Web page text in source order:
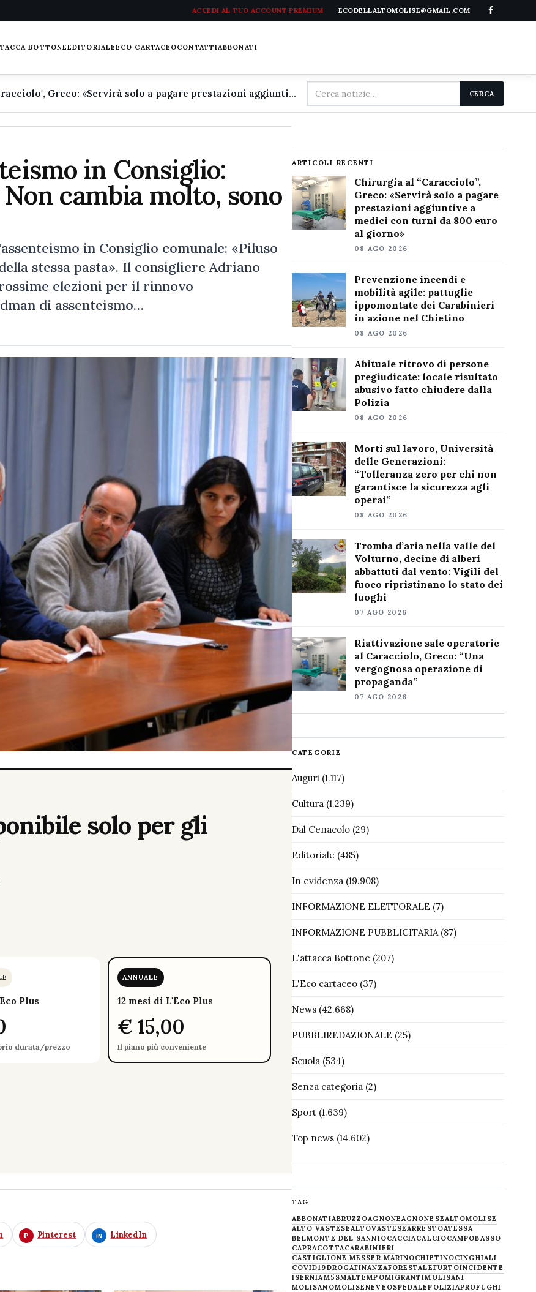
ACCEDI AL TUO ACCOUNT PREMIUM ECODELLALTOMOLISE@GMAIL.COM
BOTTONEEDITORIALEECO CARTACEOCONTATTIABBONATI
Chirurgia al "Caracciolo", Greco: «Servirà solo a pagare prestazioni aggiuntive a medici con turni da 800 euro al giorno»
Cerca
nel
CERCA
in Consiglio:
cambia molto, sono
in Consiglio comunale: «Piluso
stessa pasta». Il consigliere Adriano
elezioni per il rinnovo
di assenteismo…
solo per gli
Plus
durata/prezzo
ANNUALE
12 mesi di L'Eco Plus
€ 15,00
Il piano più conveniente
Pinterest LinkedIn
ARTICOLI RECENTI
Chirurgia al “Caracciolo”,
Greco: «Servirà solo a pagare
prestazioni aggiuntive a
medici con turni da 800 euro
al giorno»
08 AGO 2026
Prevenzione incendi e
mobilità agile: pattuglie
ippomontate dei Carabinieri
in azione nel Chietino
08 AGO 2026
Abituale ritrovo di persone
pregiudicate: locale risultato
abusivo fatto chiudere dalla
Polizia
08 AGO 2026
Morti sul lavoro, Università
delle Generazioni:
“Tolleranza zero per chi non
garantisce la sicurezza agli
operai”
08 AGO 2026
Tromba d’aria nella valle del
Volturno, decine di alberi
abbattuti dal vento: Vigili del
fuoco ripristinano lo stato dei
luoghi
07 AGO 2026
Riattivazione sale operatorie
al Caracciolo, Greco: “Una
vergognosa operazione di
propaganda”
07 AGO 2026
CATEGORIE
Auguri(1.117)
Cultura(1.239)
Dal Cenacolo(29)
Editoriale (485)
In evidenza(19.908)
INFORMAZIONE ELETTORALE(7)
INFORMAZIONE PUBBLICITARIA(87)
L'attacca Bottone (207)
L'Eco cartaceo(37)
News(42.668)
PUBBLIREDAZIONALE(25)
Scuola(534)
Senza categoria(2)
Sport(1.639)
Top news(14.602)
TAG
ABBONATIABRUZZOAGNONEAGNONESEALTOMOLISE
ALTO VASTESEALTOVASTESEARRESTOATESSA
BELMONTE DEL SANNIOCACCIACALCIOCAMPOBASSO
CAPRACOTTACARABINIERI
CASTIGLIONE MESSER MARINOCHIETINOCINGHIALI
COVID19DROGAFINANZAFORESTALEFURTOINCIDENTE
ISERNIAM5SMALTEMPOMIGRANTIMOLISANI
MOLISANOMOLISENEVE OSPEDALEPOLIZIAPROFUGHI